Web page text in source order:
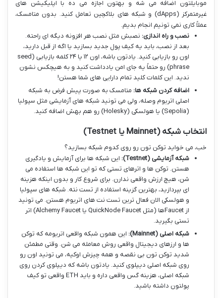
موبایلتون اضافه می شه و بهتون اجازه می ده با اپلیکیشن های
غیرمتمرکز (dApps) و شبکه های بلاکچین تعامل کنید. بدون متامسک،
عملاً کاری نمی تونیم انجام بدیم.
نصب و راه اندازی: نصبش مثل نصب هر افزونه دیگه ای راحته.
بعد از نصب، باید یه کیف پول جدید بسازید یا اگه از قبل دارید،
اون رو بازیابی کنید. یادتون باشه، اون ۱۲ یا ۲۴ کلمه بازیابی (seed
phrase) رو حتماً یه جای امن یادداشت کنید و به هیچکس نشون
ندید. این کلمات کلید تمام دارایی های شما هستن!
اضافه کردن شبکه ها: متامسک به صورت پیش فرض به شبکه
اصلی اتریوم وصله، ولی می تونید شبکه های آزمایشی مثل سپولیا
(Sepolia) یا هولسکی (Holesky) رو هم بهش اضافه کنید.
انتخاب شبکه (Mainnet یا Testnet)
خب، می خواید توکن تون رو روی کدوم شبکه بسازید؟
شبکه آزمایشی (Testnet):
این شبکه ها برای آزمایش و یادگیری
هستن. توکن ها و اترهای تستی که تو این شبکه ها استفاده می
شن، هیچ ارزش واقعی ندارن. برای شروع کار و بدون اینکه هزینه
ای بپردازید، بهترین گزینه استفاده از تست نته. شبکه های سپولیا
و هولسکی الان فعال ترین تست نت های اتریوم هستن. می تونید
از Faucetها (مثل QuickNode Faucet یا Alchemy Faucet) اتر
تستی بگیرید.
شبکه اصلی (Mainnet):
این همون شبکه واقعی اتریومه که توکن
ها و ارزهای دیجیتال واقعی روش معامله می شن. وقتی مطمئن
شدید توکن تون بی نقصه و همه چیزش اوکیه، می تونید اون رو
روی شبکه اصلی دیپلوی کنید. یادتون باشه که دیپلوی کردن روی
شبکه اصلی، هزینه گس واقعی داره و باید ETH واقعی تو کیف
پولتون داشته باشید.